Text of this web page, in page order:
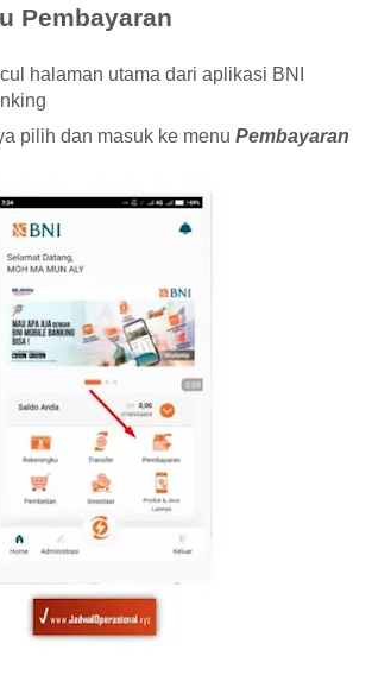
Pembayaran
halaman utama dari aplikasi BNI
pilih dan masuk ke menu Pembayaran